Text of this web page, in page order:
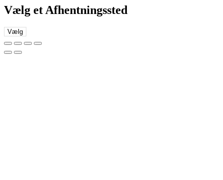
Vælg et Afhentningssted
Vælg